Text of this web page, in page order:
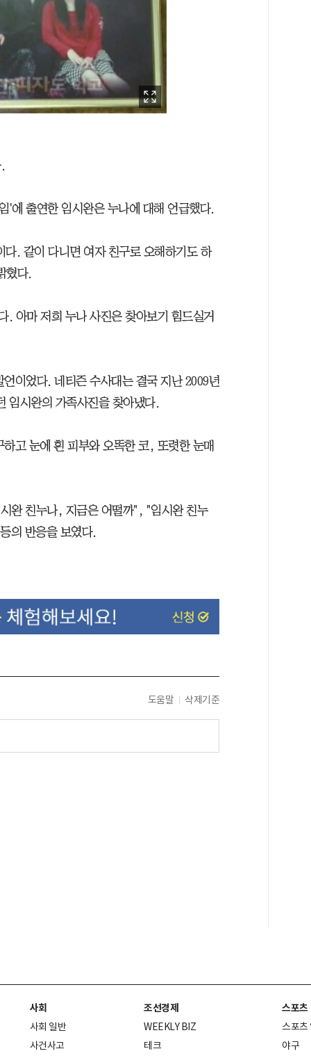
'에 출연한 임시완은 누나에 대해 언급했다.
. 같이 다니면 여자 친구로 오해하기도 하
혔다.
. 아마 저희 누나 사진은 찾아보기 힘드실거
이었다. 네티즌 수사대는 결국 지난 2009년
임시완의 가족사진을 찾아냈다.
고 눈에 흰 피부와 오똑한 코, 또렷한 눈매
완 친누나, 지금은 어떨까", "임시완 친누
의 반응을 보였다.
도움말 삭제기준
사회
사회 일반
사건사고
조선경제
WEEKLY BIZ
테크
스포츠
스포츠
야구